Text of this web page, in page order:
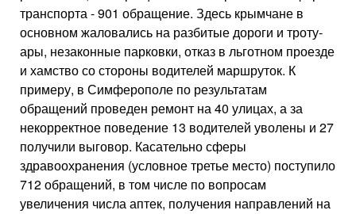
транспорта - 901 обращение. Здесь крымчане в
основ­ном жаловались на разбитые дороги и троту­
ары, незаконные парковки, отказ в льготном проезде
и хамство со стороны водителей маршруток. К
примеру, в Симферополе по результатам
обращений проведен ремонт на 40 улицах, а за
некорректное поведение 13 водителей уволены и 27
получили выговор. Касательно сферы
здравоохранения (услов­ное третье место) поступило
712 обращений, в том числе по вопросам
увеличения числа аптек, получения направлений на